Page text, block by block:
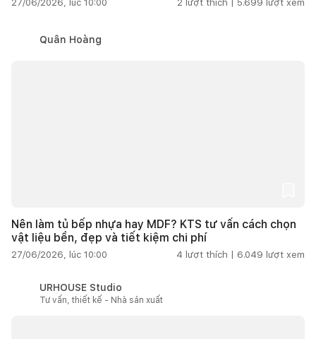
27/06/2026, lúc 10:00 2 lượt thích | 5.699 lượt xem
Quân Hoàng
Nên làm tủ bếp nhựa hay MDF? KTS tư vấn cách chọn
vật liệu bền, đẹp và tiết kiệm chi phí
27/06/2026, lúc 10:00 4 lượt thích | 6.049 lượt xem
URHOUSE Studio
Tư vấn, thiết kế - Nhà sản xuất